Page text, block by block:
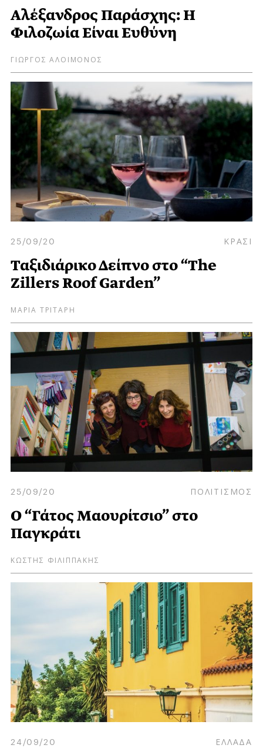
Αλέξανδρος Παράσχης: Η
Φιλοζωία Είναι Ευθύνη
ΓΙΩΡΓΟΣ ΑΛΟΙΜΟΝΟΣ
25/09/20 ΚΡΑΣΙ
Ταξιδιάρικο Δείπνο στο “The
Zillers Roof Garden”
ΜΑΡΙΑ ΤΡΙΤΑΡΗ
25/09/20 ΠΟΛΙΤΙΣΜΟΣ
Ο “Γάτος Μαουρίτσιο” στο
Παγκράτι
ΚΩΣΤΗΣ ΦΙΛΙΠΠΑΚΗΣ
24/09/20 ΕΛΛΑΔΑ